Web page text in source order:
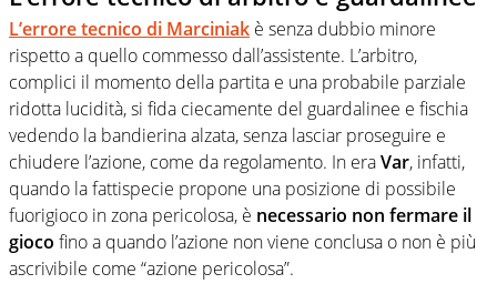
L’errore tecnico di Marciniak è senza dubbio minore
rispetto a quello commesso dall’assistente. L’arbitro,
complici il momento della partita e una probabile parziale
ridotta lucidità, si fida ciecamente del guardalinee e fischia
vedendo la bandierina alzata, senza lasciar proseguire e
chiudere l’azione, come da regolamento. In eraVar, infatti,
quando la fattispecie propone una posizione di possibile
fuorigioco in zona pericolosa, è necessario non fermare il
gioco fino a quando l’azione non viene conclusa o non è più
ascrivibile come “azione pericolosa”.